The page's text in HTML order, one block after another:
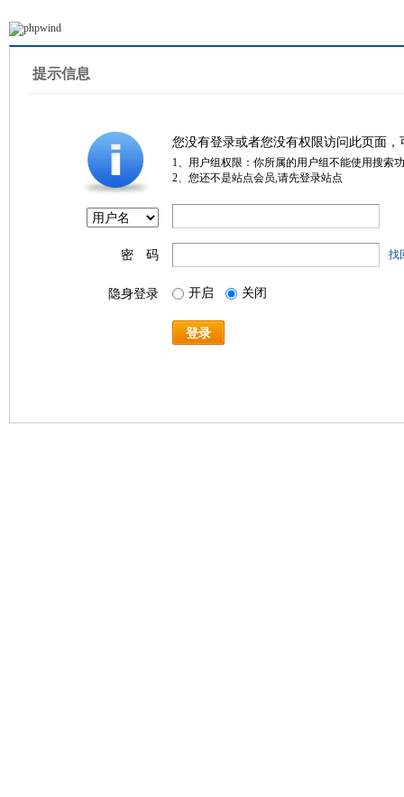
提示信息
您没有登录或者您没有权限访问此页面
1、用户组权限：你所属的用户组不能使用搜索
2、您还不是站点会员,请先登录站点
密 码 找
隐身登录 开启 关闭
登录